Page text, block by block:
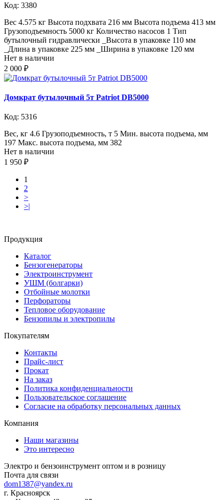
Код: 3380
Вес 4.575 кг Высота подхвата 216 мм Высота подъема 413 мм
Грузоподъемность 5000 кг Количество насосов 1 Тип
бутылочный гидравлически _Высота в упаковке 110 мм
_Длина в упаковке 225 мм _Ширина в упаковке 120 мм
Нет в наличии
2 000 ₽
Домкрат бутылочный 5т Patriot DB5000
Код: 5316
Вес, кг 4.6 Грузоподъемность, т 5 Мин. высота подъема, мм
197 Макс. высота подъема, мм 382
Нет в наличии
1 950 ₽
1
2
>
>|
Продукция
Каталог
Бензогенераторы
Электроинструмент
УШМ (болгарки)
Отбойные молотки
Перфораторы
Тепловое оборудование
Бензопилы и электропилы
Покупателям
Контакты
Прайс-лист
Прокат
На заказ
Политика конфиденциальности
Пользовательское соглашение
Согласие на обработку персональных данных
Компания
Наши магазины
Это интересно
Электро и бензоинструмент оптом и в розницу
Почта для связи
dom1387@yandex.ru
г. Красноярск